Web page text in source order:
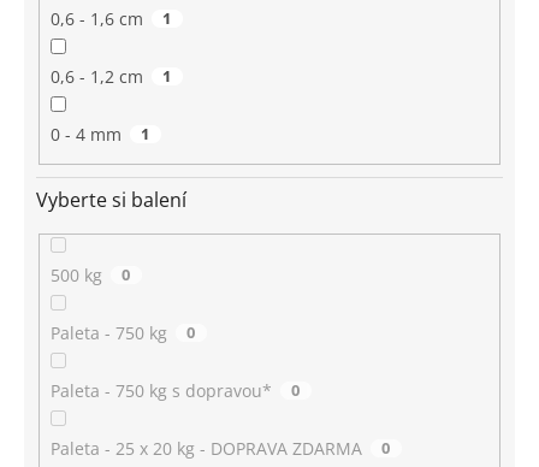
0,6 - 1,6 cm 1
0,6 - 1,2 cm 1
0 - 4 mm 1
Vyberte si balení
500 kg 0
Paleta - 750 kg 0
Paleta - 750 kg s dopravou* 0
Paleta - 25 x 20 kg - DOPRAVA ZDARMA 0